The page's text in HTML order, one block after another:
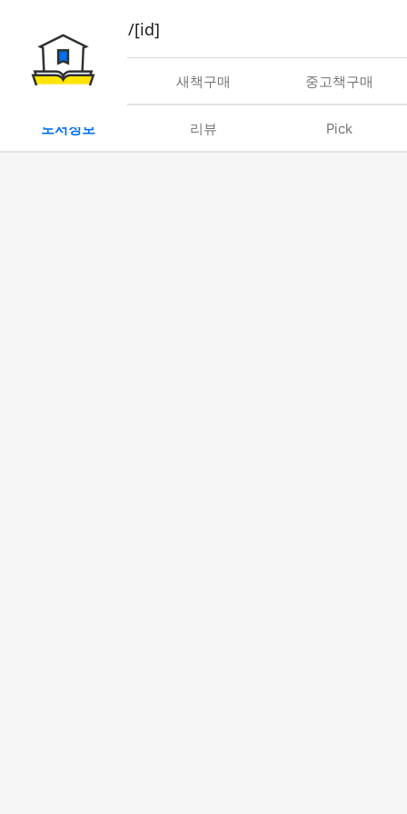
book/rent/[id]
대여 새책구매 중고책구매
도서정보 리뷰 Pick